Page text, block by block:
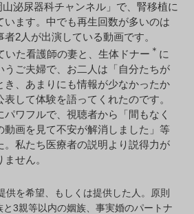
泌尿器科チャンネル」で、腎移植に
います。中でも再生回数が多いのは
2人が出演している動画です。
いた看護師の妻と、生体ドナー ＊ に
うご夫婦で、お二人は「自分たちが
き、あまりにも情報が少なかったか
して体験を語ってくれたのです。
パワフルで、視聴者から「間もなく
動画を見て不安が解消しました」等
。私たち医療者の説明より説得力が
せん。
供を希望、もしくは提供した人。原則
3親等以内の姻族、事実婚のパートナ